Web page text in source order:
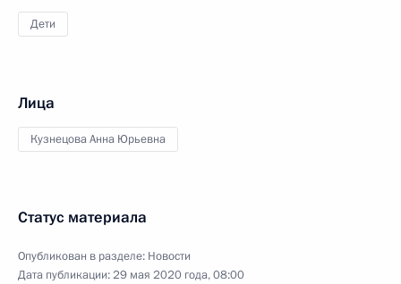
Дети
Лица
Кузнецова Анна Юрьевна
Статус материала
Опубликован в разделе: Новости
Дата публикации:29 мая 2020 года, 08:00